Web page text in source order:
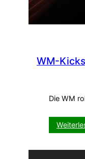
WM-
Die WM